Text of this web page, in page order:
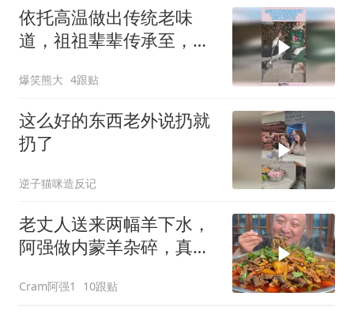
依托高温做出传统老味
道，祖祖辈辈传承至，今
爆笑熊大 4跟贴
这么好的东西老外说扔就
扔了
逆子猫咪造反记
老丈人送来两幅羊下水，
阿强做内蒙羊杂碎，真的
Cram阿强1 10跟贴